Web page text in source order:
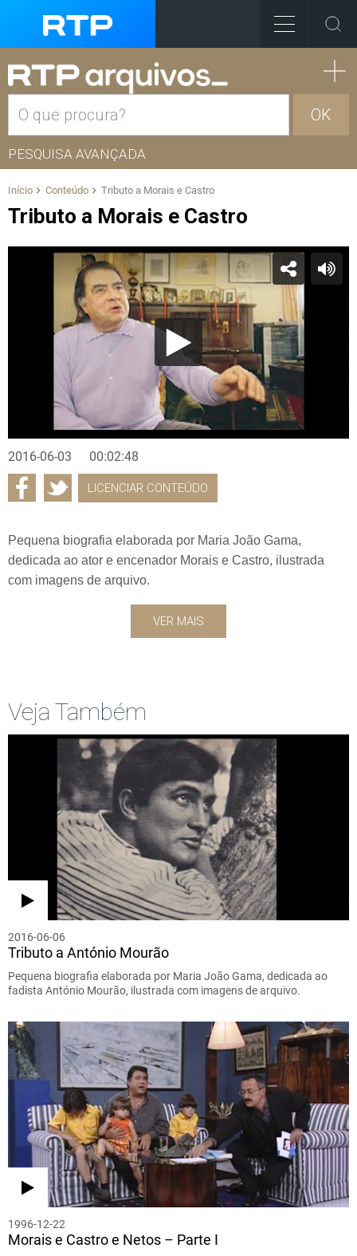
OK
PESQUISA AVANÇADA
Início Conteúdo Tributo a Morais e Castro
Tributo a Morais e Castro
2016-06-03 00:02:48
LICENCIAR CONTEÚDO
Pequena biografia elaborada por Maria João Gama,
dedicada ao ator e encenador Morais e Castro, ilustrada
com imagens de arquivo.
VER MAIS
Veja Também
2016-06-06
Tributo a António Mourão
Pequena biografia elaborada por Maria João Gama, dedicada ao
fadista António Mourão, ilustrada com imagens de arquivo.
1996-12-22
Morais e Castro e Netos – Parte I